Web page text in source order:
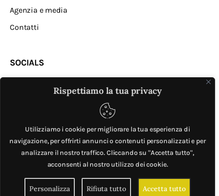
Rispettiamo la tua privacy
Utilizziamo i cookie per migliorare la tua esperienza di
navigazione, per offrirti annunci o contenuti personalizzati e per
analizzare il nostro traffico. Cliccando su "Accetta tutto",
acconsenti al nostro utilizzo dei cookie.
Personalizza Rifiuta tutto Accetta tutto
Agenzia e media
Contatti
SOCIALS
MASTER © è un progetto diMobilita.org. All Rights
Reserved. | Giubox – C.F: DCHGLI85R10G273Z – P.IVA
06776720820 –Privacy e cookie policy